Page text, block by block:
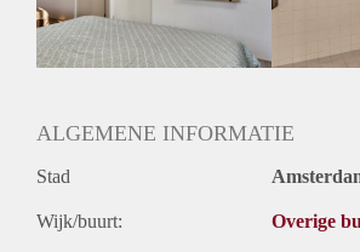
Huurtermijn
Onbepaalde termijn
Oplevering
ALGEMENE INFORMATIE
Stad
Wijk/buurt: Overige